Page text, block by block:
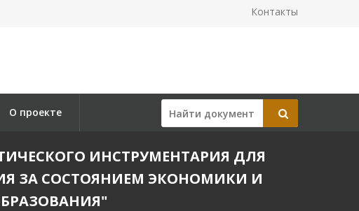
Контакты
О проекте
ИНСТРУМЕНТАРИЯ ДЛЯ
ЗА СОСТОЯНИЕМ ЭКОНОМИКИ И